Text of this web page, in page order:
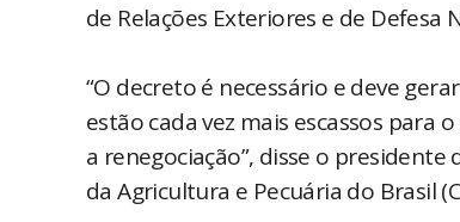
de Relações Exteriores e de Defesa
“O decreto é necessário e deve
estão cada vez mais escassos
a renegociação”, disse o
da Agricultura e Pecuária do Brasil